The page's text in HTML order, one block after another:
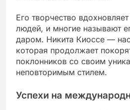
Его творчество
людей, и многие называют
даром. Никита Киоссе —
которая продолжает
поклонников со своим
неповторимым стилем.
Успехи на